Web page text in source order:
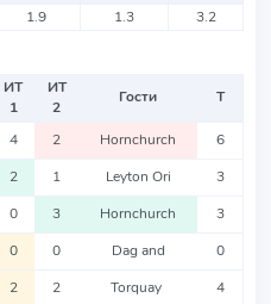
1.9 1.3 3.2
ИТ
1
ИТ
2
Гости Т
4 2 Hornchurch 6
2 1 Leyton Ori 3
0 3 Hornchurch 3
0 0 Dag and 0
2 2 Torquay 4